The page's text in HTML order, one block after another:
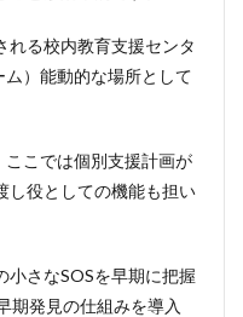
れる校内教育支援センタ
ム）能動的な場所として
ここでは個別支援計画が
し役としての機能も担い
小さなSOSを早期に把握
期発見の仕組みを導入